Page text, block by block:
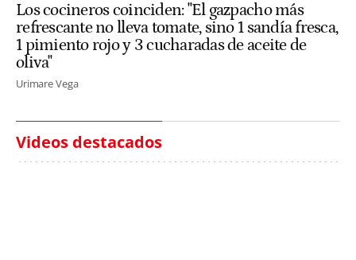
Los cocineros coinciden: "El gazpacho más
refrescante no lleva tomate, sino 1 sandía fresca,
1 pimiento rojo y 3 cucharadas de aceite de
oliva"
Urimare Vega
Videos destacados